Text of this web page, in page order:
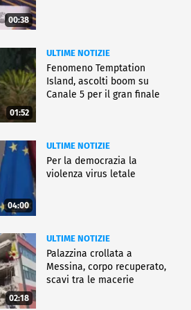
00:38
01:52
ULTIME NOTIZIE
Fenomeno Temptation
Island, ascolti boom su
Canale 5 per il gran finale
04:00
ULTIME NOTIZIE
Per la democrazia la
violenza virus letale
02:18
ULTIME NOTIZIE
Palazzina crollata a
Messina, corpo recuperato,
scavi tra le macerie